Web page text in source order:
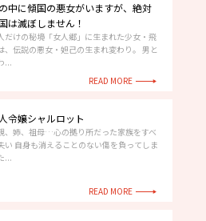
中に傾国の悪女がいますが、絶対
は滅ぼしません！
だけの秘境「女人郷」に生まれた少女・飛
、伝説の悪女・妲己の生まれ変わり。 男と
...
READ MORE
令嬢シャルロット
、姉、祖母…心の拠り所だった家族をすべ
い 自身も消えることのない傷を負ってしま
...
READ MORE